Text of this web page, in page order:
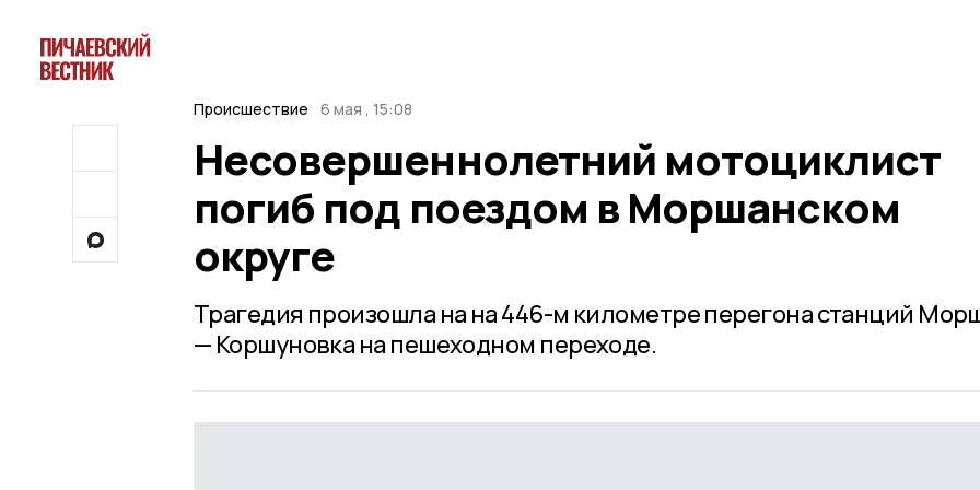
Происшествие 6 мая , 15:08
Несовершеннолетний мотоциклист
погиб под поездом в Моршанском
округе
Трагедия произошла на на 446-м километре перегона станций
— Коршуновка на пешеходном переходе.